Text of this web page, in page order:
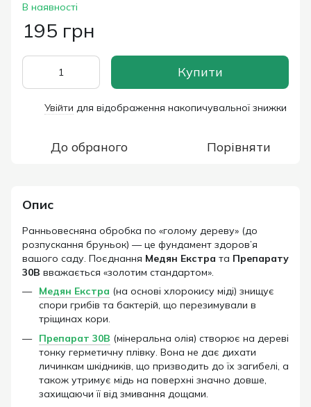
В наявності
195 грн
Купити
Увійти для відображення накопичувальної знижки
До обраного Порівняти
Опис
Ранньовесняна обробка по «голому дереву» (до
розпускання бруньок) — це фундамент здоров’я
вашого саду. Поєднання Медян Екстра та Препарату
30В вважається «золотим стандартом».
Медян Екстра (на основі хлорокису міді) знищує
спори грибів та бактерій, що перезимували в
тріщинах кори.
Препарат 30В (мінеральна олія) створює на дереві
тонку герметичну плівку. Вона не дає дихати
личинкам шкідників, що призводить до їх загибелі, а
також утримує мідь на поверхні значно довше,
захищаючи її від змивання дощами.